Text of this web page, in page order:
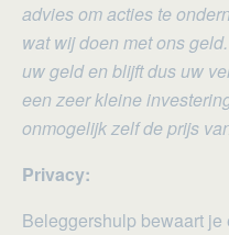
advies om acties te
wat wij doen met ons
uw geld en blijft dus uw
een zeer kleine
onmogelijk zelf de prijs
Privacy:
Beleggershulp bewaart